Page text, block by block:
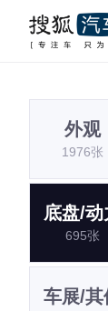
外观
1976张
底盘/动
695张
车展/其